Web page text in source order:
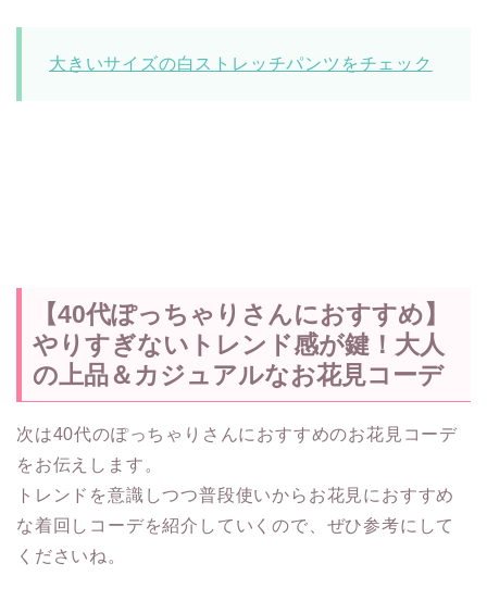
大きいサイズの白ストレッチパンツをチェック
【40代ぽっちゃりさんにおすすめ】
やりすぎないトレンド感が鍵！大人
の上品＆カジュアルなお花見コーデ
次は40代のぽっちゃりさんにおすすめのお花見コーデ
をお伝えします。
トレンドを意識しつつ普段使いからお花見におすすめ
な着回しコーデを紹介していくので、ぜひ参考にして
くださいね。